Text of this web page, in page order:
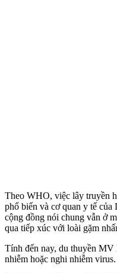
Theo WHO, việc lây truyền
phổ biến và cơ quan y tế
cộng đồng nói chung vẫn ở
qua tiếp xúc với loài gặm
Tính đến nay, du thuyền MV
nhiễm hoặc nghi nhiễm virus.